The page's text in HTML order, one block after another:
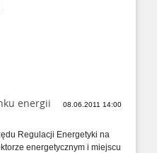
08.06.2011 14:00
energii
Regulacji Energetyki na
energetycznym i miejscu